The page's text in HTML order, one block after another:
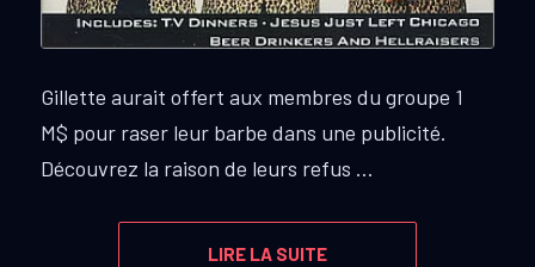
Gillette aurait offert aux membres du groupe 1
M$ pour raser leur barbe dans une publicité.
Découvrez la raison de leurs refus …
LIRE LA SUITE